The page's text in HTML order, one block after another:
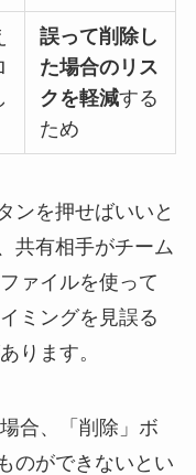
誤って削除し
た場合のリス
クを軽減する
ため
ンを押せばいいと
共有相手がチーム
ァイルを使って
ミングを見誤る
ります。
合、「削除」ボ
のができないとい